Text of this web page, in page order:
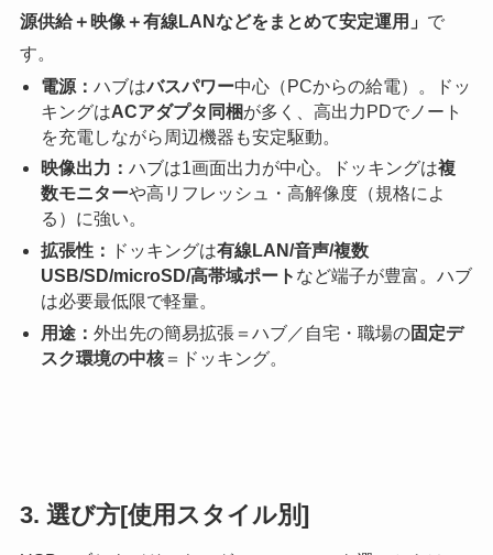
源供給＋映像＋有線LANなどをまとめて安定運用」 で
す。
電源：ハブはバスパワー中心（PCからの給電）。ドッ
キングはACアダプタ同梱が多く、高出力PDでノート
を充電しながら周辺機器も安定駆動。
映像出力：ハブは1画面出力が中心。ドッキングは複
数モニターや高リフレッシュ・高解像度（規格によ
る）に強い。
拡張性：
ドッキングは有線LAN/音声/複数
USB/SD/microSD/高帯域ポート など端子が豊富。ハブ
は必要最低限で軽量。
用途：外出先の簡易拡張＝ハブ／自宅・職場の固定デ
スク環境の中核 ＝ドッキング。
3. 選び方[使用スタイル別]